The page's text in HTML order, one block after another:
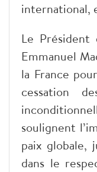
international,
Le Président
Emmanuel
la France
cessation
soulignent
paix globale,
dans le